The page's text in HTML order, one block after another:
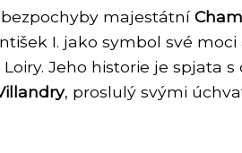
majestátní
I. jako symbol své
Jeho historie je spjata
, proslulý svými